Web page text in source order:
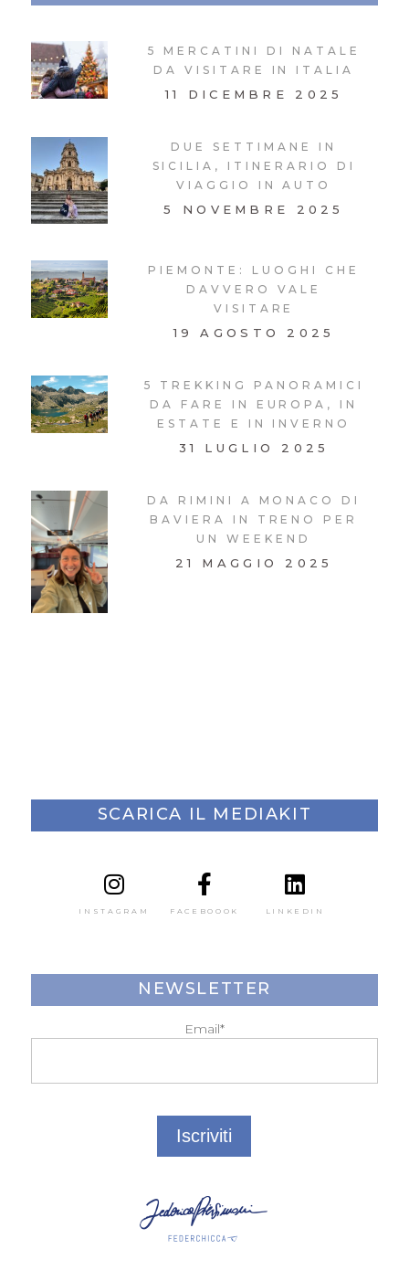
5 MERCATINI DI NATALE
DA VISITARE IN ITALIA
11 DICEMBRE 2025
DUE SETTIMANE IN
SICILIA, ITINERARIO DI
VIAGGIO IN AUTO
5 NOVEMBRE 2025
PIEMONTE: LUOGHI CHE
DAVVERO VALE
VISITARE
19 AGOSTO 2025
5 TREKKING PANORAMICI
DA FARE IN EUROPA, IN
ESTATE E IN INVERNO
31 LUGLIO 2025
DA RIMINI A MONACO DI
BAVIERA IN TRENO PER
UN WEEKEND
21 MAGGIO 2025
SCARICA IL MEDIAKIT
INSTAGRAM FACEBOOOK LINKEDIN
NEWSLETTER
Email*